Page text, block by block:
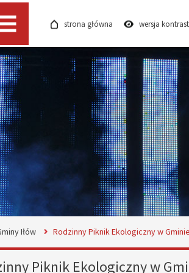
Menu strona główna wersja
Iłów Rodzinny Piknik Ekologiczny w
Piknik Ekologiczny w